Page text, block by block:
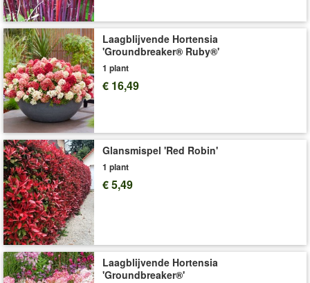
Levering omvat:100 x 70 cm
Laagblijvende Hortensia
'Groundbreaker® Ruby®'
1 plant
€ 16,49
Glansmispel 'Red Robin'
1 plant
€ 5,49
Laagblijvende Hortensia
'Groundbreaker®'